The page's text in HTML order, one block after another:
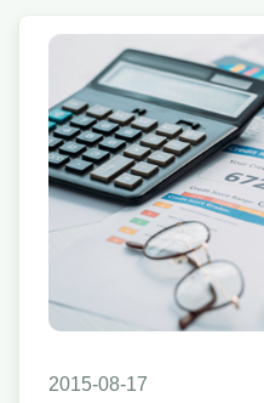
2015-08-17